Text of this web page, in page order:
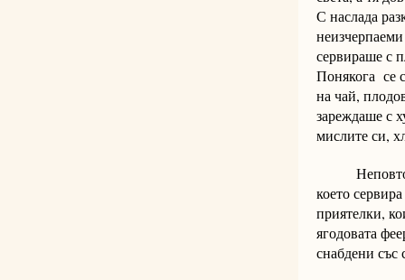
С наслада
сервираше с
Понякога се
на чай,
зареждаше с
мислите си,
което
приятелки,
ягодовата
снабдени